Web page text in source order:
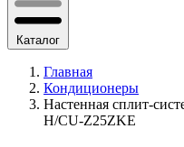
Каталог
Главная
Кондиционеры
Настенная сплит-
H/CU-Z25ZKE